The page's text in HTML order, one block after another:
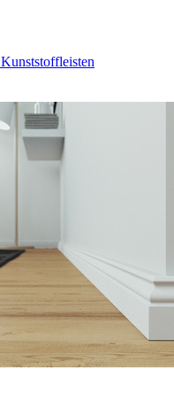
Kunststoffleisten